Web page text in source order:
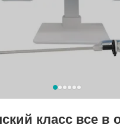
класс все в